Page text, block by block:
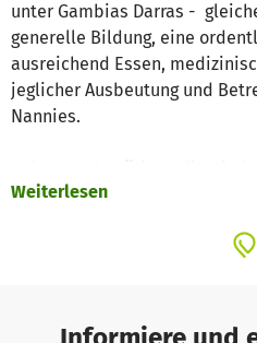
unter Gambias Darras -
generelle Bildung, eine
ausreichend Essen,
jeglicher Ausbeutung und
Nannies.
als Grundnahrungsmittel.
Gewinnen der Stiftungsklinik.
Weiterlesen